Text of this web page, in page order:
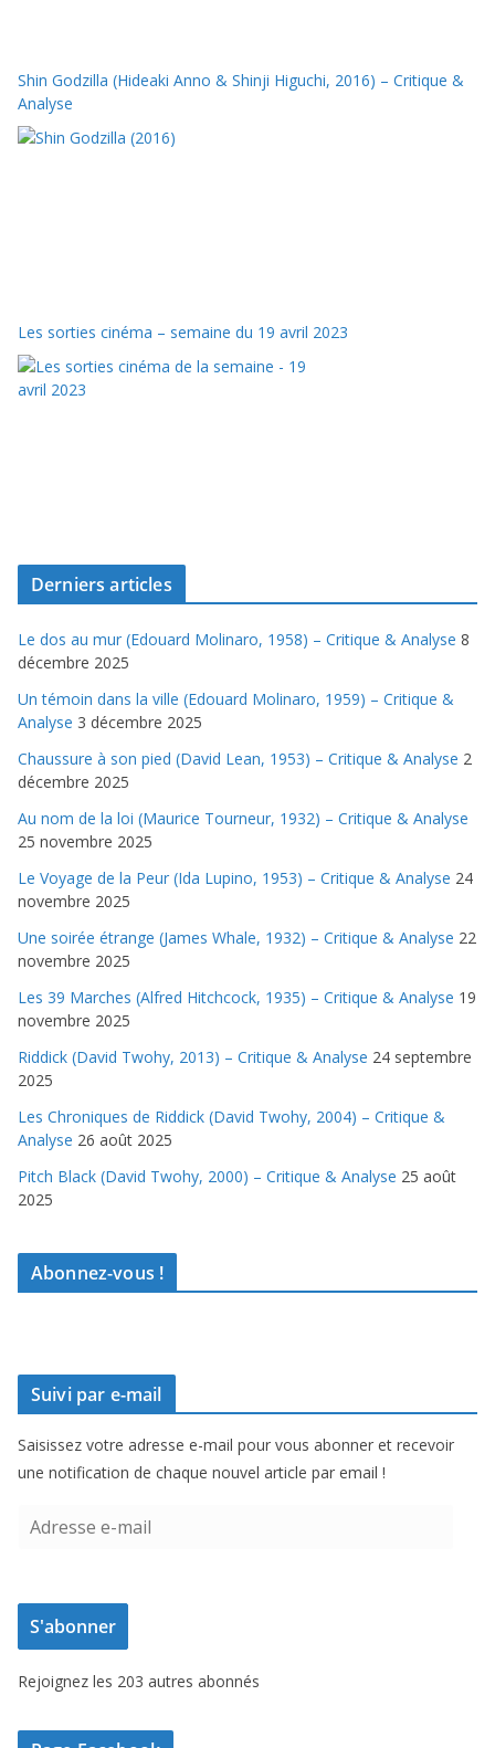
Shin Godzilla (Hideaki Anno & Shinji Higuchi, 2016) – Critique &
Analyse
Les sorties cinéma – semaine du 19 avril 2023
Derniers articles
Le dos au mur (Edouard Molinaro, 1958) – Critique & Analyse 8
décembre 2025
Un témoin dans la ville (Edouard Molinaro, 1959) – Critique &
Analyse 3 décembre 2025
Chaussure à son pied (David Lean, 1953) – Critique & Analyse 2
décembre 2025
Au nom de la loi (Maurice Tourneur, 1932) – Critique & Analyse
25 novembre 2025
Le Voyage de la Peur (Ida Lupino, 1953) – Critique & Analyse 24
novembre 2025
Une soirée étrange (James Whale, 1932) – Critique & Analyse 22
novembre 2025
Les 39 Marches (Alfred Hitchcock, 1935) – Critique & Analyse 19
novembre 2025
Riddick (David Twohy, 2013) – Critique & Analyse 24 septembre
2025
Les Chroniques de Riddick (David Twohy, 2004) – Critique &
Analyse 26 août 2025
Pitch Black (David Twohy, 2000) – Critique & Analyse 25 août
2025
Abonnez-vous !
Suivi par e-mail
Saisissez votre adresse e-mail pour vous abonner et recevoir
une notification de chaque nouvel article par email !
e
s
e
-
S'abonner
Rejoignez les 203 autres abonnés